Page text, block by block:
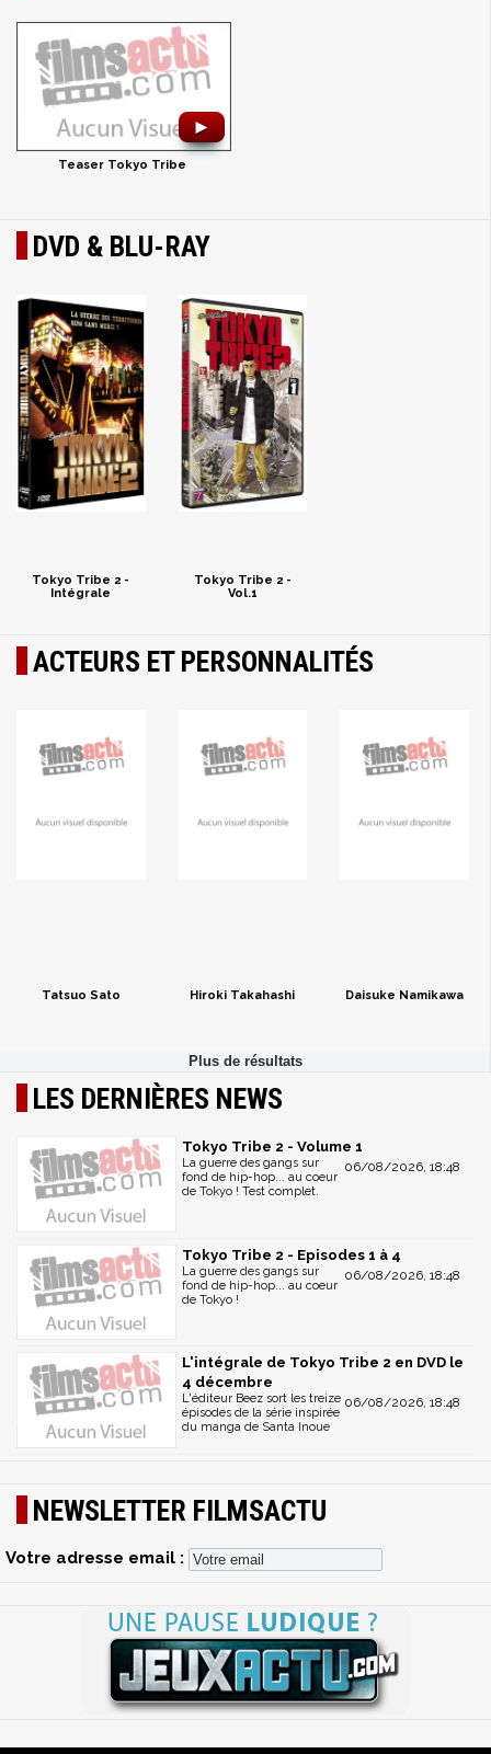
►
Teaser Tokyo Tribe
DVD & BLU-RAY
Tokyo Tribe 2 -
Intégrale
Tokyo Tribe 2 -
Vol.1
ACTEURS ET PERSONNALITÉS
Tatsuo Sato Hiroki Takahashi Daisuke Namikawa
LES DERNIÈRES NEWS
Tokyo Tribe 2 - Volume 1
06/08/2026, 18:48
La guerre des gangs sur
fond de hip-hop... au coeur
de Tokyo ! Test complet.
Tokyo Tribe 2 - Episodes 1 à 4
06/08/2026, 18:48
La guerre des gangs sur
fond de hip-hop... au coeur
de Tokyo !
L'intégrale de Tokyo Tribe 2 en DVD le
4 décembre
06/08/2026, 18:48
L'éditeur Beez sort les treize
épisodes de la série inspirée
du manga de Santa Inoue
NEWSLETTER FILMSACTU
Votre adresse email :